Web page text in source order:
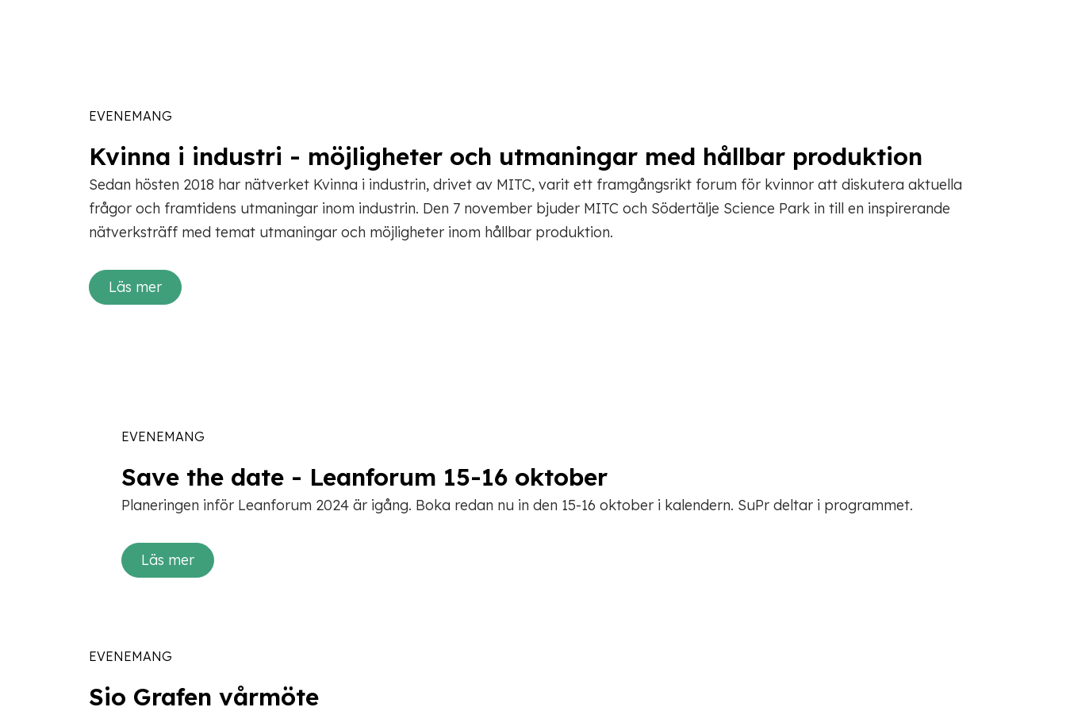
EVENEMANG
Kvinna i industri - möjligheter och utmaningar med hållbar produktion
Sedan hösten 2018 har nätverket Kvinna i industrin, drivet av MITC, varit ett framgångsrikt forum för kvinnor att diskutera aktuella
frågor och framtidens utmaningar inom industrin. Den 7 november bjuder MITC och Södertälje Science Park in till en inspirerande
nätverksträff med temat utmaningar och möjligheter inom hållbar produktion.
Läs mer
EVENEMANG
Save the date - Leanforum 15-16 oktober
Planeringen inför Leanforum 2024 är igång. Boka redan nu in den 15-16 oktober i kalendern. SuPr deltar i programmet.
Läs mer
EVENEMANG
Sio Grafen vårmöte